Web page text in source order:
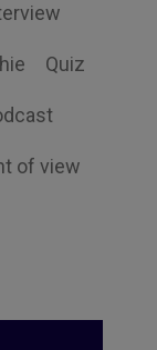
Quiz
of view